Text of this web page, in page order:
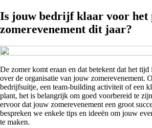
Is jouw bedrijf klaar voor het
zomerevenement dit jaar?
De zomer komt eraan en dat betekent dat het tijd
over de organisatie van jouw zomerevenement.
bedrijfsuitje, een team-building activiteit of een
plant, het is belangrijk om goed voorbereid te
ervoor dat jouw zomerevenement een groot
bespreken we enkele tips en ideeën om jouw
te maken.